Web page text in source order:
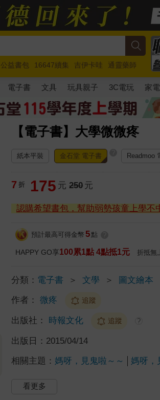
公益書包 16647續集 吉伊卡哇
通靈藥師
玩具總動員5 超慢跑
電子書 文具 玩具親子 3C電玩 家電
【電子書】大學微微疼
紙本平裝 金石堂 電子書 Readmoo
7 折 175 元 250 元
認購希望書包，幫助弱勢孩童上學不
預計最高可得金幣 5 點
HAPPY GO享100累1點 4點抵1元 折抵無
分類： 電子書 ＞ 文學 ＞ 圖文繪本
作者： 微疼 追蹤
出版社： 時報文化 追蹤 ?
出版日： 2015/04/14
相關主題： 媽呀，見鬼啦～～ 媽呀，
看更多